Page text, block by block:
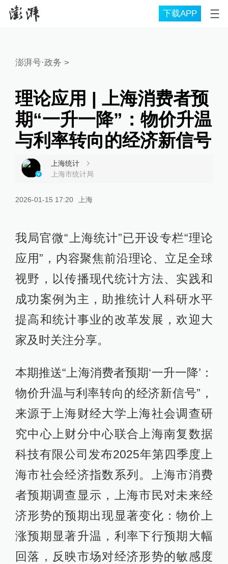
下载APP
澎湃号·政务 >
理论应用 | 上海消费者预
期“一升一降”：物价升温
与利率转向的经济新信号
上海统计
上海市统计局
2026-01-15 17:20 上海
我局官微“上海统计”已开设专栏“理论
应用”，内容聚焦前沿理论、立足全球
视野，以传播现代统计方法、实践和
成功案例为主，助推统计人科研水平
提高和统计事业的改革发展，欢迎大
家及时关注分享。
本期推送“上海消费者预期‘一升一降’：
物价升温与利率转向的经济新信号”，
来源于上海财经大学上海社会调查研
究中心上财分中心联合上海南复数据
科技有限公司发布2025年第四季度上
海市社会经济指数系列。上海市消费
者预期调查显示，上海市民对未来经
济形势的预期出现显著变化：物价上
涨预期显著升温，利率下行预期大幅
回落，反映市场对经济形势的敏感度